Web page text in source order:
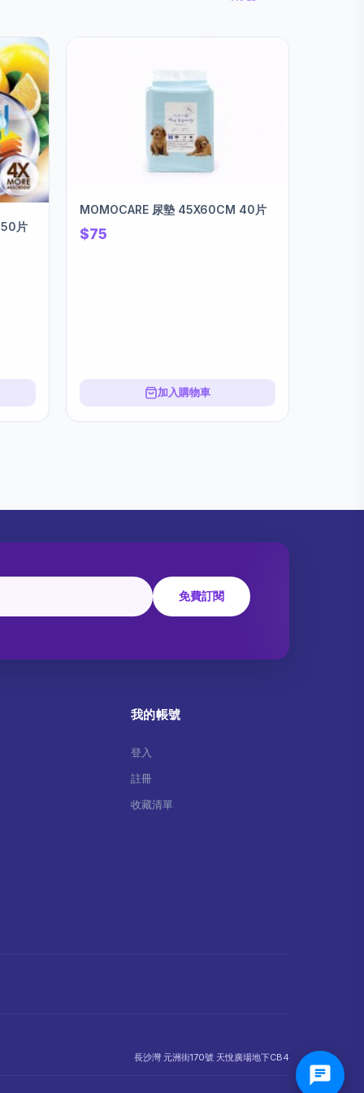
MOMOCARE 尿墊 45X60CM 40片
$75
加入購物車
免費訂閱
我的帳號
登入
註冊
收藏清單
長沙灣 元洲街170號 天悅廣場地下CB4